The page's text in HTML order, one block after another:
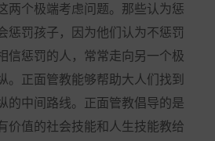
两个极端考虑问题。那些认为惩
惩罚孩子，因为他们认为不惩罚
信惩罚的人，常常走向另一个极
。正面管教能够帮助大人们找到
的中间路线。正面管教倡导的是
价值的社会技能和人生技能教给